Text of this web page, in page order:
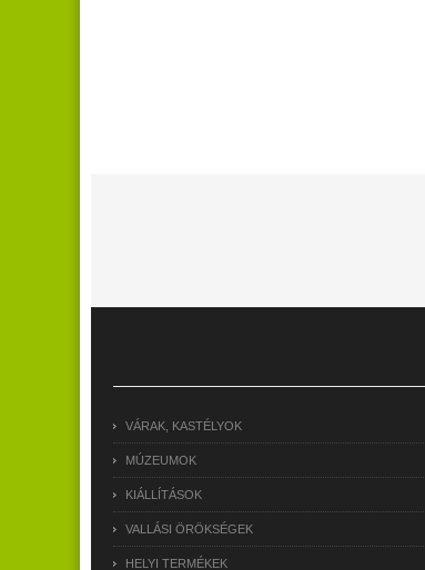
VÁRAK, KASTÉLYOK
MÚZEUMOK
KIÁLLÍTÁSOK
VALLÁSI ÖRÖKSÉGEK
HELYI TERMÉKEK